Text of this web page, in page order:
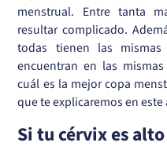
menstrual. Entre tanta
resultar complicado.
todas tienen las
encuentran en las
cuál es la mejor copa
que te explicaremos en
Si tu cérvix es